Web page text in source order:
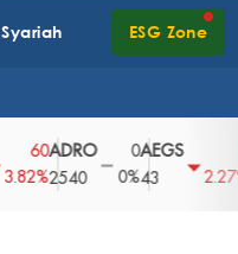
Syariah ESG Zone
ADRO
2540
0
0%
AEGS
2.27% 2850